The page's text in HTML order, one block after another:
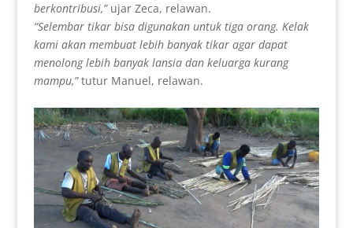
berkontribusi,” ujar Zeca, relawan.
“Selembar tikar bisa digunakan untuk tiga orang. Kelak
kami akan membuat lebih banyak tikar agar dapat
menolong lebih banyak lansia dan keluarga kurang
mampu,”tutur Manuel, relawan.